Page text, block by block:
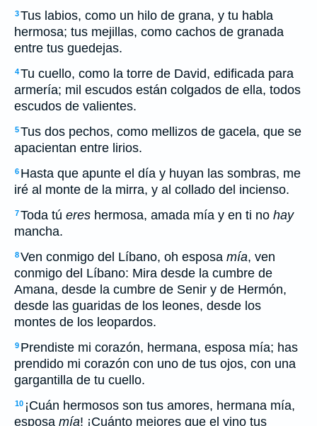
3Tus labios, como un hilo de grana, y tu habla
hermosa; tus mejillas, como cachos de granada
entre tus guedejas.
4Tu cuello, como la torre de David, edificada para
armería; mil escudos están colgados de ella, todos
escudos de valientes.
5Tus dos pechos, como mellizos de gacela, que se
apacientan entre lirios.
6 Hasta que apunte el día y huyan las sombras, me
iré al monte de la mirra, y al collado del incienso.
7Toda tú eres hermosa, amada mía y en ti no hay
mancha.
8Ven conmigo del Líbano, oh esposa mía, ven
conmigo del Líbano: Mira desde la cumbre de
Amana, desde la cumbre de Senir y de Hermón,
desde las guaridas de los leones, desde los
montes de los leopardos.
9 Prendiste mi corazón, hermana, esposa mía; has
prendido mi corazón con uno de tus ojos, con una
gargantilla de tu cuello.
10 ¡Cuán hermosos son tus amores, hermana mía,
esposa mía! ¡Cuánto mejores que el vino tus